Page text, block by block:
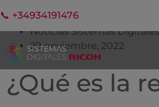
📞 +34934191476
Noticias Sistemas Digitales
29 noviembre, 2022
¿Qué es la